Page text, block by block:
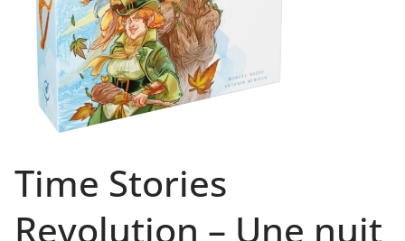
Time Stories
Revolution – Une nuit